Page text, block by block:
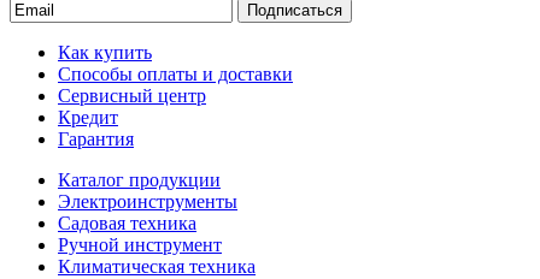
Подписаться
Как купить
Способы оплаты и доставки
Сервисный центр
Кредит
Гарантия
Каталог продукции
Электроинструменты
Садовая техника
Ручной инструмент
Климатическая техника